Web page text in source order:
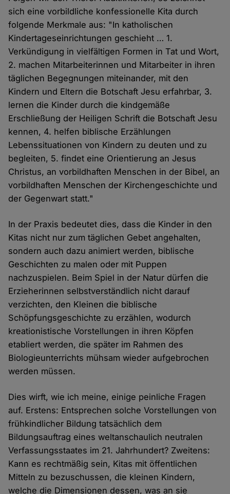
sich eine vorbildliche konfessionelle Kita durch
folgende Merkmale aus: "In katholischen
Kindertageseinrichtungen geschieht … 1.
Verkündigung in vielfältigen Formen in Tat und Wort,
2. machen Mitarbeiterinnen und Mitarbeiter in ihren
täglichen Begegnungen miteinander, mit den
Kindern und Eltern die Botschaft Jesu erfahrbar, 3.
lernen die Kinder durch die kindgemäße
Erschließung der Heiligen Schrift die Botschaft Jesu
kennen, 4. helfen biblische Erzählungen
Lebenssituationen von Kindern zu deuten und zu
begleiten, 5. findet eine Orientierung an Jesus
Christus, an vorbildhaften Menschen in der Bibel, an
vorbildhaften Menschen der Kirchengeschichte und
der Gegenwart statt."
In der Praxis bedeutet dies, dass die Kinder in den
Kitas nicht nur zum täglichen Gebet angehalten,
sondern auch dazu animiert werden, biblische
Geschichten zu malen oder mit Puppen
nachzuspielen. Beim Spiel in der Natur dürfen die
Erzieherinnen selbstverständlich nicht darauf
verzichten, den Kleinen die biblische
Schöpfungsgeschichte zu erzählen, wodurch
kreationistische Vorstellungen in ihren Köpfen
etabliert werden, die später im Rahmen des
Biologieunterrichts mühsam wieder aufgebrochen
werden müssen.
Dies wirft, wie ich meine, einige peinliche Fragen
auf. Erstens: Entsprechen solche Vorstellungen von
frühkindlicher Bildung tatsächlich dem
Bildungsauftrag eines weltanschaulich neutralen
Verfassungsstaates im 21. Jahrhundert? Zweitens:
Kann es rechtmäßig sein, Kitas mit öffentlichen
Mitteln zu bezuschussen, die kleinen Kindern,
welche die Dimensionen dessen, was an sie